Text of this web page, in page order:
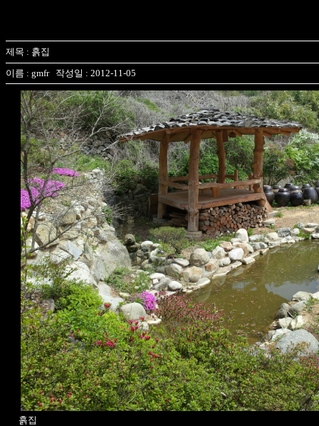
제목 : 흙집
이름 : gmfr 작성일 : 2012-11-05
흙집